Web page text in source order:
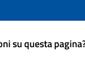
su questa